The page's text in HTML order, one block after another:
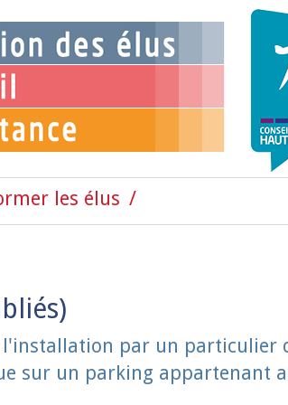
les élus
par un particulier
sur un parking appartenant